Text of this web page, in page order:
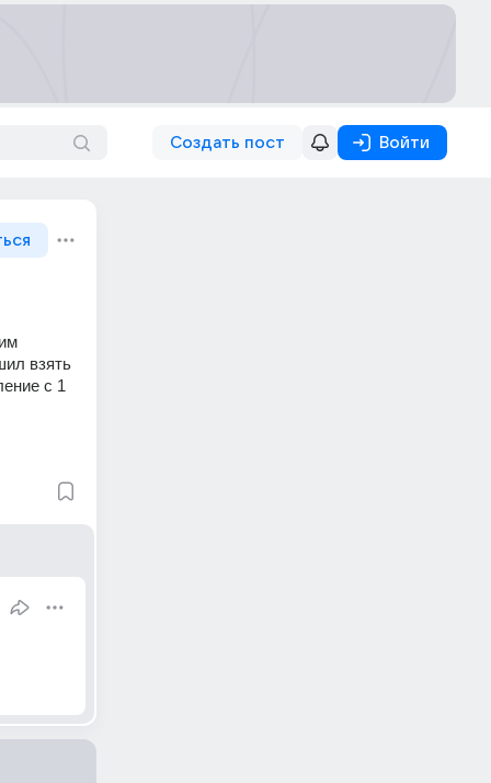
Создать пост Войти
взять
с 1